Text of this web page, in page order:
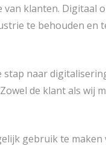
klanten. Digitaal
te behouden en
naar
de klant als wij
gebruik te maken